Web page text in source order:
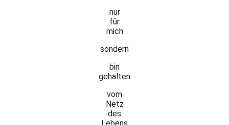
nur
für
mich
sondern
bin
gehalten
vom
Netz
des